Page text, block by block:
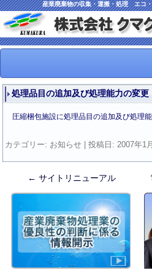
産業廃棄物の収集・運搬・処理 エコ
TOP
Information
ISO関連
Q&A
処理品目の追加及び処理能力の変更
圧縮梱包施設に処理品目の追加及び処理
カテゴリー: お知らせ| 投稿日: 2007年1
投
ナ
ビ
← サイトリニューアル